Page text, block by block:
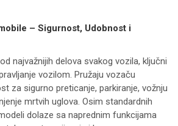
– Sigurnost, Udobnost i
najvažnijih delova svakog vozila, ključni
vozilom. Pružaju vozaču
za sigurno preticanje, parkiranje, vožnju
mrtvih uglova. Osim standardnih
dolaze sa naprednim funkcijama